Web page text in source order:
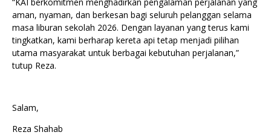
aman, nyaman, dan berkesan bagi seluruh pelanggan selama
masa liburan sekolah 2026. Dengan layanan yang terus kami
tingkatkan, kami berharap kereta api tetap menjadi pilihan
utama masyarakat untuk berbagai kebutuhan perjalanan,”
tutup Reza.
Salam,
Reza Shahab